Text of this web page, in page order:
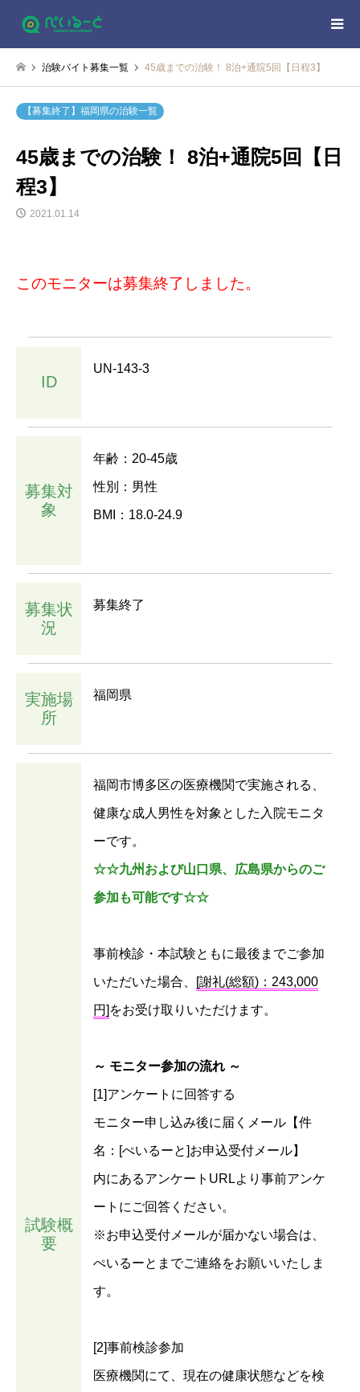
治験バイト募集一覧 45歳までの治験！ 8泊+通院5回【日程3】
【募集終了】福岡県の治験一覧
45歳までの治験！ 8泊+通院5回【日
程3】
2021.01.14
このモニターは募集終了しました。
ID
UN-143-3
募集対
象
年齢：20-45歳
性別：男性
BMI：18.0-24.9
募集状
況
募集終了
実施場
所
福岡県
試験概
要
福岡市博多区の医療機関で実施される、
健康な成人男性を対象とした入院モニタ
ーです。
☆☆九州および山口県、広島県からのご
参加も可能です☆☆
事前検診・本試験ともに最後までご参加
いただいた場合、 [謝礼(総額)：243,000
円] をお受け取りいただけます。
～ モニター参加の流れ ～
[1]アンケートに回答する
モニター申し込み後に届くメール【件
名：[ぺいるーと]お申込受付メール】
内にあるアンケートURLより事前アンケ
ートにご回答ください。
※お申込受付メールが届かない場合は、
ぺいるーとまでご連絡をお願いいたしま
す。
[2]事前検診参加
医療機関にて、現在の健康状態などを検